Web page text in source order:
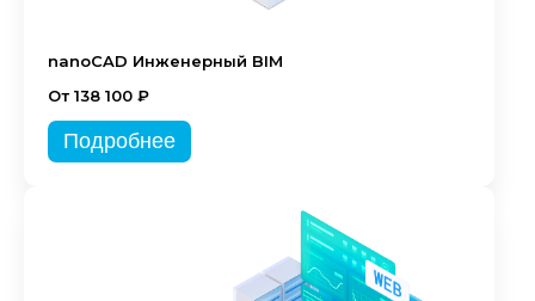
nanoCAD Инженерный BIM
От 138 100 ₽
Подробнее